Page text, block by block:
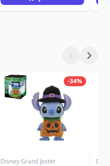
-34%
Disney Grand Jester